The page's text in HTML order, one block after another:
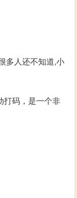
多人还不知道,小
打码，是一个非